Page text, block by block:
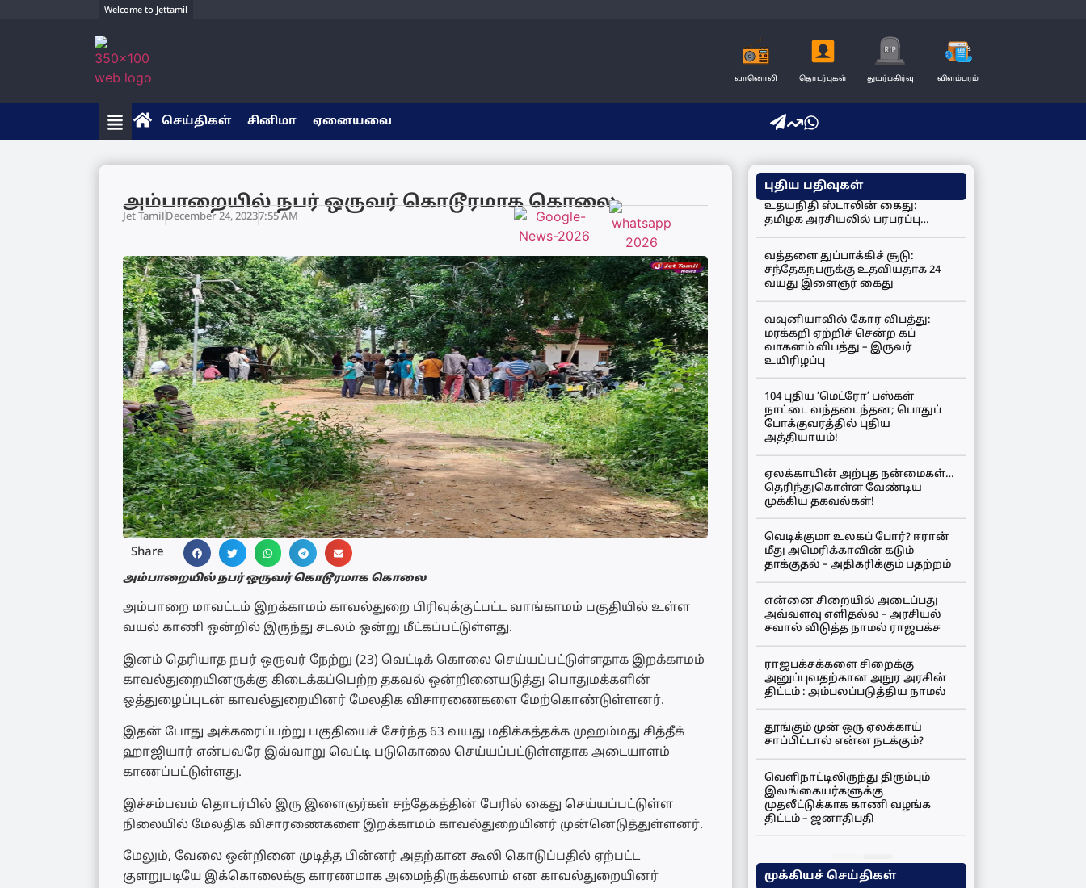
Welcome to Jettamil
வானொலி தொடர்புகள் துயர்பகிர்வு விளம்பரம்
செய்திகள் சினிமா ஏனையவை
அம்பாறையில் நபர் ஒருவர் கொடூரமாக கொலை
Jet TamilDecember 24, 20237:55 AM
Share
அம்பாறையில் நபர் ஒருவர் கொடூரமாக கொலை
அம்பாறை மாவட்டம் இறக்காமம் காவல்துறை பிரிவுக்குட்பட்ட வாங்காமம் பகுதியில் உள்ள
வயல் காணி ஒன்றில் இருந்து சடலம் ஒன்று மீட்கப்பட்டுள்ளது.
இனம் தெரியாத நபர் ஒருவர் நேற்று (23) வெட்டிக் கொலை செய்யப்பட்டுள்ளதாக இறக்காமம்
காவல்துறையினருக்கு கிடைக்கப்பெற்ற தகவல் ஒன்றினையடுத்து பொதுமக்களின்
ஒத்துழைப்புடன் காவல்துறையினர் மேலதிக விசாரணைகளை மேற்கொண்டுள்ளனர்.
இதன் போது அக்கரைப்பற்று பகுதியைச் சேர்ந்த 63 வயது மதிக்கத்தக்க முஹம்மது சித்தீக்
ஹாஜியார் என்பவரே இவ்வாறு வெட்டி படுகொலை செய்யப்பட்டுள்ளதாக அடையாளம்
காணப்பட்டுள்ளது.
இச்சம்பவம் தொடர்பில் இரு இளைஞர்கள் சந்தேகத்தின் பேரில் கைது செய்யப்பட்டுள்ள
நிலையில் மேலதிக விசாரணைகளை இறக்காமம் காவல்துறையினர் முன்னெடுத்துள்ளனர்.
மேலும், வேலை ஒன்றினை முடித்த பின்னர் அதற்கான கூலி கொடுப்பதில் ஏற்பட்ட
குளறுபடியே இக்கொலைக்கு காரணமாக அமைந்திருக்கலாம் என காவல்துறையினர்
புதிய பதிவுகள்
உதயநிதி ஸ்டாலின் கைது:
தமிழக அரசியலில் பரபரப்பு…
வத்தளை துப்பாக்கிச் சூடு:
சந்தேகநபருக்கு உதவியதாக 24
வயது இளைஞர் கைது
வவுனியாவில் கோர விபத்து:
மரக்கறி ஏற்றிச் சென்ற கப்
வாகனம் விபத்து – இருவர்
உயிரிழப்பு
104 புதிய ‘மெட்ரோ’ பஸ்கள்
நாட்டை வந்தடைந்தன; பொதுப்
போக்குவரத்தில் புதிய
அத்தியாயம்!
ஏலக்காயின் அற்புத நன்மைகள்…
தெரிந்துகொள்ள வேண்டிய
முக்கிய தகவல்கள்!
வெடிக்குமா உலகப் போர்? ஈரான்
மீது அமெரிக்காவின் கடும்
தாக்குதல் – அதிகரிக்கும் பதற்றம்
என்னை சிறையில் அடைப்பது
அவ்வளவு எளிதல்ல – அரசியல்
சவால் விடுத்த நாமல் ராஜபக்ச
ராஜபக்சக்களை சிறைக்கு
அனுப்புவதற்கான அநுர அரசின்
திட்டம் : அம்பலப்படுத்திய நாமல்
தூங்கும் முன் ஒரு ஏலக்காய்
சாப்பிட்டால் என்ன நடக்கும்?
வெளிநாட்டிலிருந்து திரும்பும்
இலங்கையர்களுக்கு
முதலீட்டுக்காக காணி வழங்க
திட்டம் – ஜனாதிபதி
முக்கியச் செய்திகள்